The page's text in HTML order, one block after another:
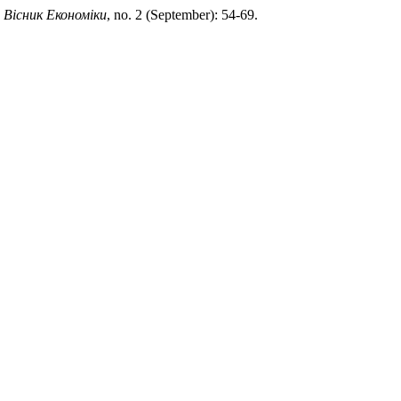
Вісник Економіки, no. 2 (September): 54-69.